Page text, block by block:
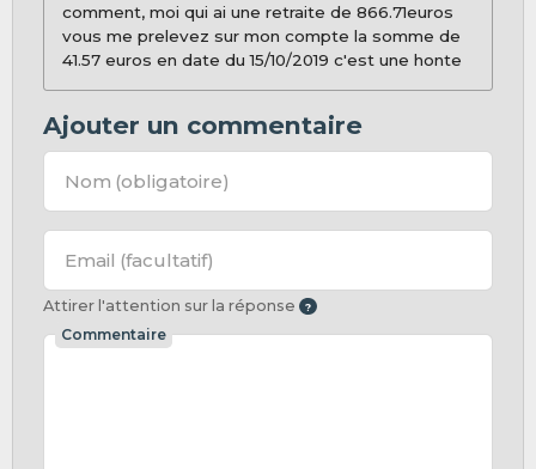
comment, moi qui ai une retraite de 866.71euros
vous me prelevez sur mon compte la somme de
41.57 euros en date du 15/10/2019 c'est une honte
Ajouter un commentaire
Nom (obligatoire)
Email (facultatif)
Attirer l'attention sur la réponse
Commentaire